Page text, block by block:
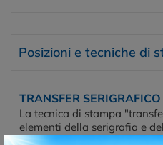
Posizioni e tecniche di
TRANSFER SERIGRAFICO
La tecnica di stampa
elementi della serigrafia e
termico per applicare un